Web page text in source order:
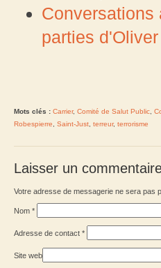
Conversations
parties
Mots clés : Carrier, Comité de Salut Public
Robespierre
Saint-Just terreur, terrorisme
Laisser un
Votre adresse de messagerie ne sera pas
Nom *
Adresse de contact *
Site web